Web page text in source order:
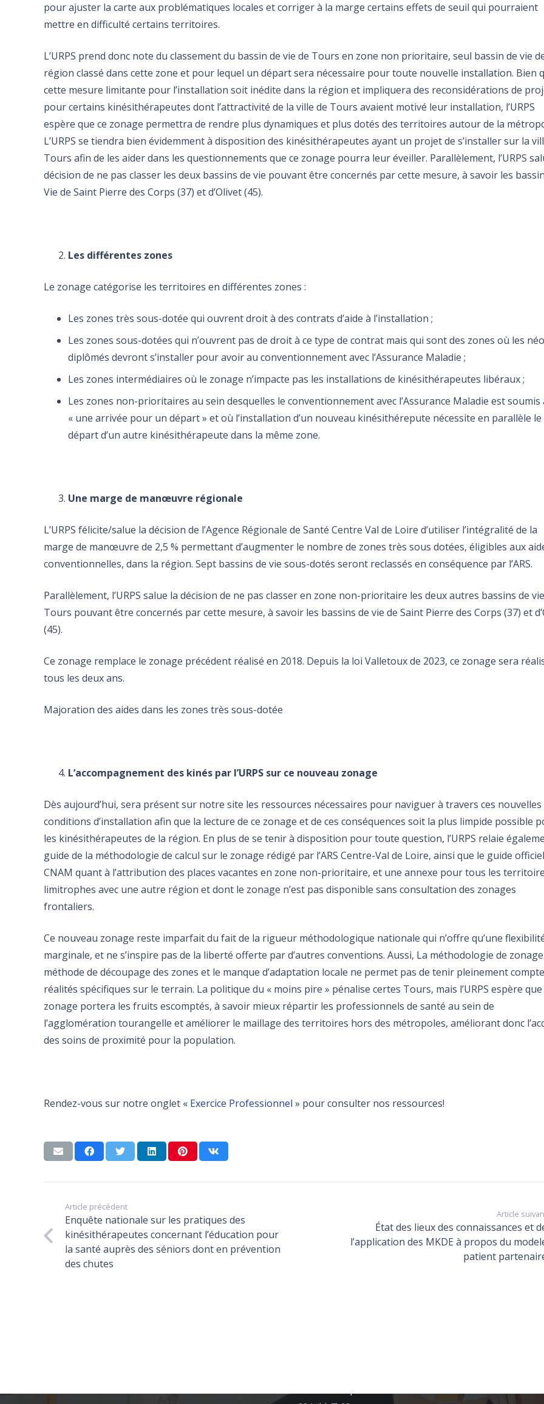
pour ajuster la carte aux problématiques locales et corriger à la marge certains effets de seuil qui pourraient
mettre en difficulté certains territoires.
L’URPS prend donc note du classement du bassin de vie de Tours en zone non prioritaire, seul bassin de vie
région classé dans cette zone et pour lequel un départ sera nécessaire pour toute nouvelle installation. Bien
cette mesure limitante pour l’installation soit inédite dans la région et impliquera des reconsidérations de
pour certains kinésithérapeutes dont l’attractivité de la ville de Tours avaient motivé leur installation, l’URPS
espère que ce zonage permettra de rendre plus dynamiques et plus dotés des territoires autour de la
L’URPS se tiendra bien évidemment à disposition des kinésithérapeutes ayant un projet de s’installer sur la
Tours afin de les aider dans les questionnements que ce zonage pourra leur éveiller. Parallèlement, l’URPS
décision de ne pas classer les deux bassins de vie pouvant être concernés par cette mesure, à savoir les
Vie de Saint Pierre des Corps (37) et d’Olivet (45).
Les différentes zones
Le zonage catégorise les territoires en différentes zones :
Les zones très sous-dotée qui ouvrent droit à des contrats d’aide à l’installation ;
Les zones sous-dotées qui n’ouvrent pas de droit à ce type de contrat mais qui sont des zones où les
diplômés devront s’installer pour avoir au conventionnement avec l’Assurance Maladie ;
Les zones intermédiaires où le zonage n’impacte pas les installations de kinésithérapeutes libéraux ;
Les zones non-prioritaires au sein desquelles le conventionnement avec l’Assurance Maladie est soumis
« une arrivée pour un départ » et où l’installation d’un nouveau kinésithérepute nécessite en parallèle le
départ d’un autre kinésithérapeute dans la même zone.
Une marge de manœuvre régionale
L’URPS félicite/salue la décision de l’Agence Régionale de Santé Centre Val de Loire d’utiliser l’intégralité de la
marge de manœuvre de 2,5 % permettant d’augmenter le nombre de zones très sous dotées, éligibles aux
conventionnelles, dans la région. Sept bassins de vie sous-dotés seront reclassés en conséquence par l’ARS.
Parallèlement, l’URPS salue la décision de ne pas classer en zone non-prioritaire les deux autres bassins de
Tours pouvant être concernés par cette mesure, à savoir les bassins de vie de Saint Pierre des Corps (37) et
(45).
Ce zonage remplace le zonage précédent réalisé en 2018. Depuis la loi Valletoux de 2023, ce zonage sera
tous les deux ans.
Majoration des aides dans les zones très sous-dotée
L’accompagnement des kinés par l’URPS sur ce nouveau zonage
Dès aujourd’hui, sera présent sur notre site les ressources nécessaires pour naviguer à travers ces nouvelles
conditions d’installation afin que la lecture de ce zonage et de ces conséquences soit la plus limpide possible
les kinésithérapeutes de la région. En plus de se tenir à disposition pour toute question, l’URPS relaie
guide de la méthodologie de calcul sur le zonage rédigé par l’ARS Centre-Val de Loire, ainsi que le guide
CNAM quant à l’attribution des places vacantes en zone non-prioritaire, et une annexe pour tous les
limitrophes avec une autre région et dont le zonage n’est pas disponible sans consultation des zonages
frontaliers.
Ce nouveau zonage reste imparfait du fait de la rigueur méthodologique nationale qui n’offre qu’une
marginale, et ne s’inspire pas de la liberté offerte par d’autres conventions. Aussi, La méthodologie de
méthode de découpage des zones et le manque d’adaptation locale ne permet pas de tenir pleinement
réalités spécifiques sur le terrain. La politique du « moins pire » pénalise certes Tours, mais l’URPS espère que
zonage portera les fruits escomptés, à savoir mieux répartir les professionnels de santé au sein de
l’agglomération tourangelle et améliorer le maillage des territoires hors des métropoles, améliorant donc
des soins de proximité pour la population.
Rendez-vous sur notre onglet « Exercice Professionnel » pour consulter nos ressources!
Article précédent
Enquête nationale sur les pratiques des
kinésithérapeutes concernant l’éducation pour
la santé auprès des séniors dont en prévention
des chutes
Article
État des lieux des connaissances et
l’application des MKDE à propos du
patient
URPS MKL Centre Val de Loire
Promouvoir, défendre et représenter l’exercice
libéral des masseurs kinésithérapeutes de la
région Centre Val de Loire
Les moyens utilisés par les masseurs-
kinésithérapeutes pour favoriser l’adhésion
thérapeutique des adolescents atteints de